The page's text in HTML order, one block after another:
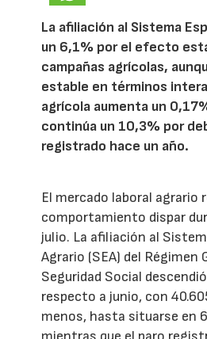
La afiliación al Sistema
un 6,1% por el efecto
campañas agrícolas,
estable en términos
agrícola aumenta un
continúa un 10,3% por
registrado hace un año.
El mercado laboral agrario
comportamiento dispar
julio. La afiliación al
Agrario (SEA) del Régimen
Seguridad Social
respecto a junio, con
menos, hasta situarse en